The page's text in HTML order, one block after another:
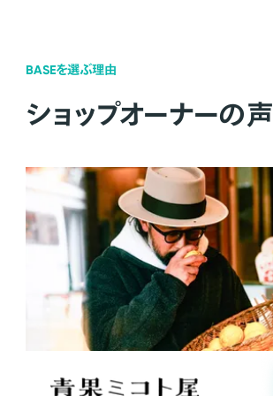
BASEを選ぶ理由
ショップオーナーの声